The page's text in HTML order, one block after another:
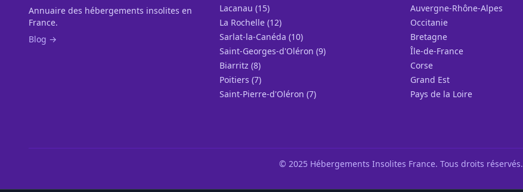
Annuaire des hébergements insolites en
France.
Blog →
Lacanau (15)
La Rochelle (12)
Sarlat-la-Canéda (10)
Saint-Georges-d'Oléron (9)
Biarritz (8)
Poitiers (7)
Saint-Pierre-d'Oléron (7)
Auvergne-Rhône-Alpes
Occitanie
Bretagne
Île-de-France
Corse
Grand Est
Pays de la Loire
© 2025 Hébergements Insolites France. Tous droits réservés.